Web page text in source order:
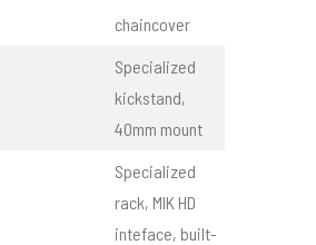
chaincover
Specialized
kickstand,
40mm mount
Specialized
rack, MIK HD
inteface, built-